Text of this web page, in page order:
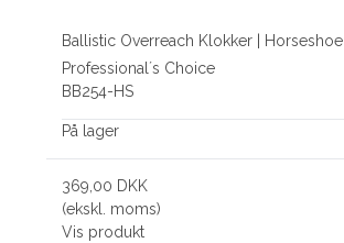
Ballistic Overreach Klokker | Horseshoe
Professional´s Choice
BB254-HS
På lager
369,00 DKK
(ekskl. moms)
Vis produkt